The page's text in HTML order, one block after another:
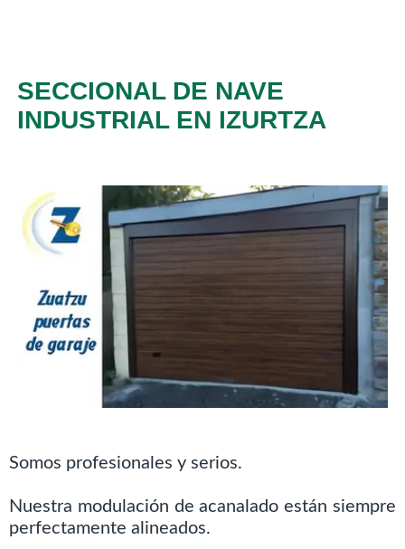
SECCIONAL DE NAVE
INDUSTRIAL EN IZURTZA
Somos profesionales y serios.
Nuestra modulación de acanalado están siempre
perfectamente alineados.